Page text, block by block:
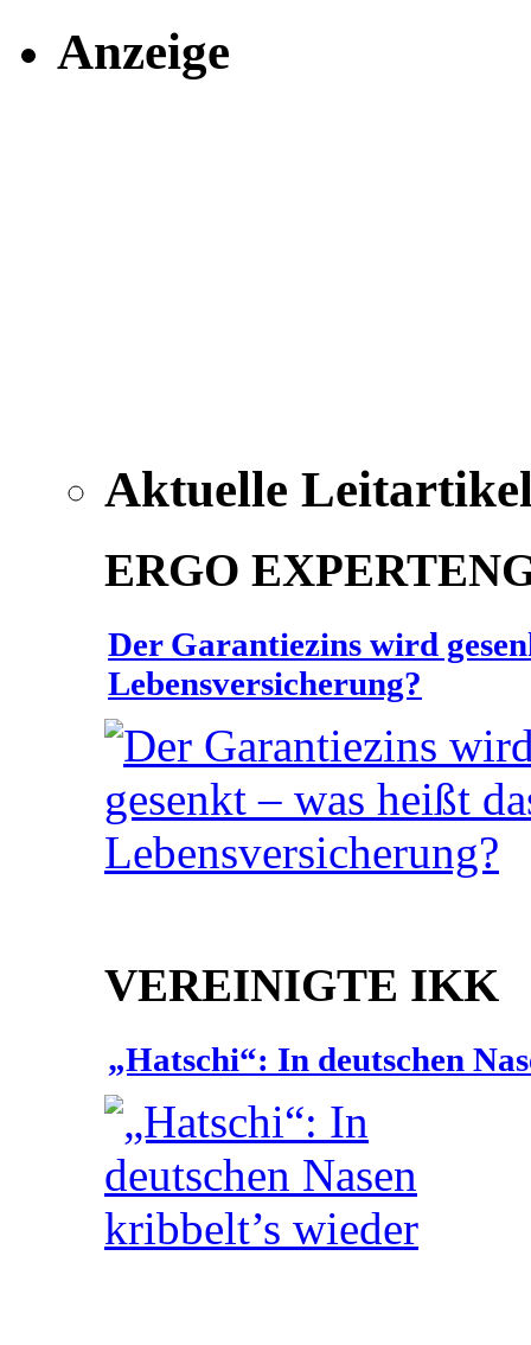
Anzeige
Aktuelle
ERGO
Der Garantiezins wird
Lebensversicherung?
VEREINIGTE IKK
„Hatschi“: In deutschen